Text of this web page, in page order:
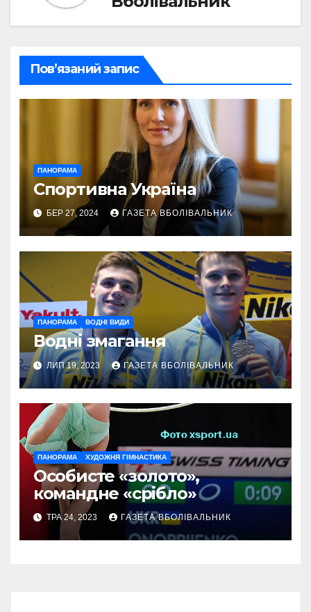
Пов’язаний запис
ПАНОРАМА
Спортивна Україна
БЕР 27, 2024 ГАЗЕТА ВБОЛІВАЛЬНИК
ПАНОРАМА ВОДНІ ВИДИ
Водні змагання
ЛИП 19, 2023 ГАЗЕТА ВБОЛІВАЛЬНИК
ПАНОРАМА ХУДОЖНЯ ГІМНАСТИКА
Особисте «золото»,
командне «срібло»
ТРА 24, 2023 ГАЗЕТА ВБОЛІВАЛЬНИК